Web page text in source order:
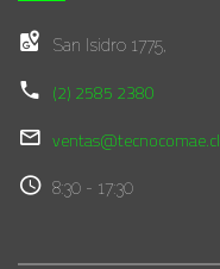
San Isidro 1775,
(2) 2585 2380
ventas@tecnocomae.cl
8:30 - 17:30